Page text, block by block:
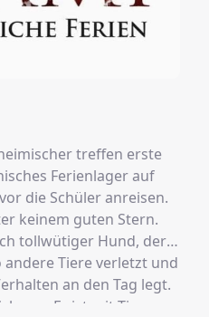
treffen erste
Ferienlager auf
die Schüler anreisen.
keinem guten Stern.
tollwütiger Hund, der
Tiere verletzt und
an den Tag legt.
aus. Er ist mit Tieren